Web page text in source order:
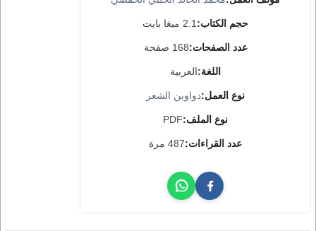
حجم الكتاب: 2.1 ميغا بايت
عدد الصفحات:168 صفحة
اللغة:العربية
نوع العمل:دواوين الشعر
نوع الملف:PDF
عدد القراءات:487 مرة